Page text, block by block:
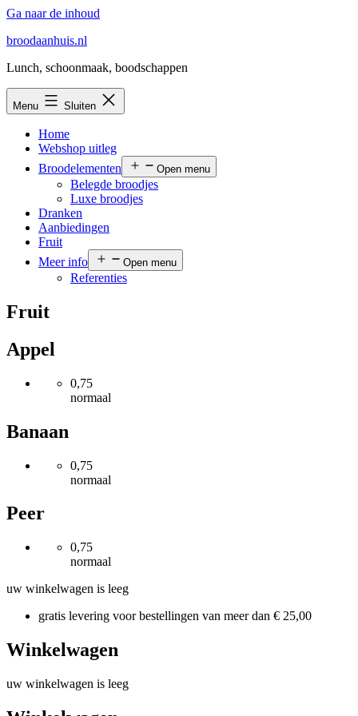
Ga naar de inhoud
broodaanhuis.nl
Lunch, schoonmaak, boodschappen
Menu Sluiten
Home
Webshop uitleg
Broodelementen
Open menu
Belegde broodjes
Luxe broodjes
Dranken
Aanbiedingen
Fruit
Meer info
Open menu
Referenties
Fruit
Appel
0,75
normaal
Banaan
0,75
normaal
Peer
0,75
normaal
uw winkelwagen is leeg
gratis levering voor bestellingen van meer dan € 25,00
Winkelwagen
uw winkelwagen is leeg